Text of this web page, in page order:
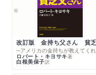
ロバート・キヨサキ著
白根美保子訳